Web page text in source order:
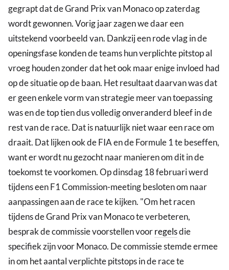
gegrapt dat de Grand Prix van Monaco op zaterdag
wordt gewonnen. Vorig jaar zagen we daar een
uitstekend voorbeeld van. Dankzij een rode vlag in de
openingsfase konden de teams hun verplichte pitstop al
vroeg houden zonder dat het ook maar enige invloed had
op de situatie op de baan. Het resultaat daarvan was dat
er geen enkele vorm van strategie meer van toepassing
was en de top tien dus volledig onveranderd bleef in de
rest van de race. Dat is natuurlijk niet waar een race om
draait. Dat lijken ook de FIA en de Formule 1 te beseffen,
want er wordt nu gezocht naar manieren om dit in de
toekomst te voorkomen. Op dinsdag 18 februari werd
tijdens een F1 Commission-meeting besloten om naar
aanpassingen aan de race te kijken. "Om het racen
tijdens de Grand Prix van Monaco te verbeteren,
besprak de commissie voorstellen voorregelsdie
specifiek zijn voor Monaco. De commissie stemde ermee
in om het aantal verplichte pitstops in de race te